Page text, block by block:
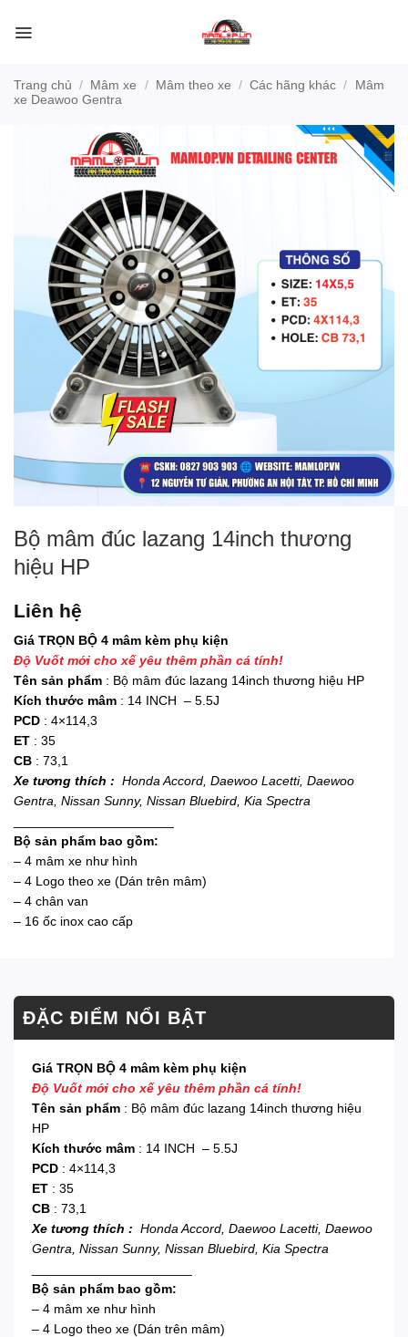
qua
Trang chủ / Mâm xe / Mâm theo xe / Các hãng khác /
Mâm
xe Deawoo Gentra
Bộ mâm đúc lazang 14inch thương
hiệu HP
Liên hệ
Giá TRỌN BỘ 4 mâm kèm phụ kiện
Độ Vuốt mới cho xế yêu thêm phần cá tính!
Tên sản phẩm : Bộ mâm đúc lazang 14inch thương hiệu HP
Kích thước mâm : 14 INCH – 5.5J
PCD : 4×114,3
ET : 35
CB : 73,1
Xe tương thích : Honda Accord, Daewoo Lacetti, Daewoo
Gentra, Nissan Sunny, Nissan Bluebird, Kia Spectra
Bộ sản phẩm bao gồm:
– 4 mâm xe như hình
– 4 Logo theo xe (Dán trên mâm)
– 4 chân van
– 16 ốc inox cao cấp
ĐẶC ĐIỂM NỔI BẬT
Giá TRỌN BỘ 4 mâm kèm phụ kiện
Độ Vuốt mới cho xế yêu thêm phần cá tính!
Tên sản phẩm : Bộ mâm đúc lazang 14inch thương hiệu
HP
Kích thước mâm : 14 INCH – 5.5J
PCD : 4×114,3
ET : 35
CB : 73,1
Xe tương thích : Honda Accord, Daewoo Lacetti, Daewoo
Gentra, Nissan Sunny, Nissan Bluebird, Kia Spectra
Bộ sản phẩm bao gồm:
– 4 mâm xe như hình
– 4 Logo theo xe (Dán trên mâm)